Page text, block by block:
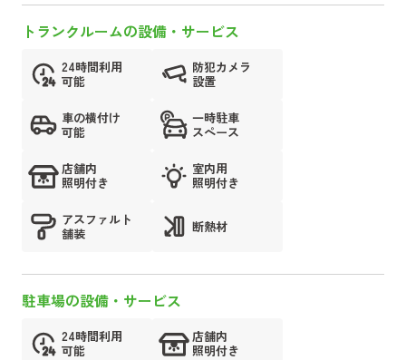
トランクルームの設備・サービス
24時間利用
可能
防犯カメラ
設置
車の横付け
可能
一時駐車
スペース
店舗内
照明付き
室内用
照明付き
アスファルト
舗装
断熱材
駐車場の設備・サービス
24時間利用
可能
店舗内
照明付き